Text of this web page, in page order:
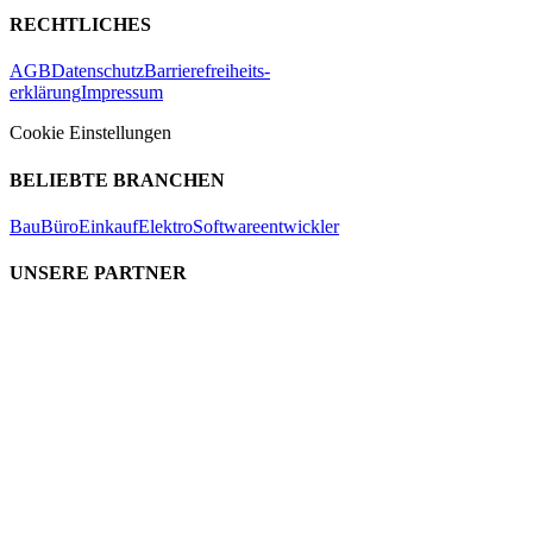
RECHTLICHES
AGBDatenschutzBarrierefreiheits-
erklärungImpressum
Cookie Einstellungen
BELIEBTE BRANCHEN
BauBüroEinkaufElektroSoftwareentwickler
UNSERE PARTNER